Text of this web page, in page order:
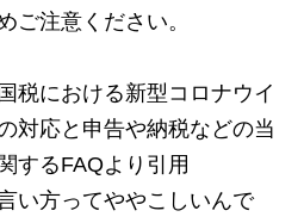
ご注意ください。
税における新型コロナウイ
対応と申告や納税などの当
するFAQより引用
い方ってややこしいんで